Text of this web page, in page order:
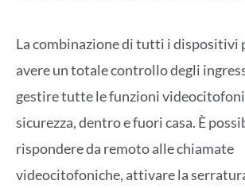
La combinazione di tutti i dispositivi
avere un totale controllo degli
gestire tutte le funzioni
sicurezza, dentro e fuori casa. È
rispondere da remoto alle chiamate
videocitofoniche, attivare la